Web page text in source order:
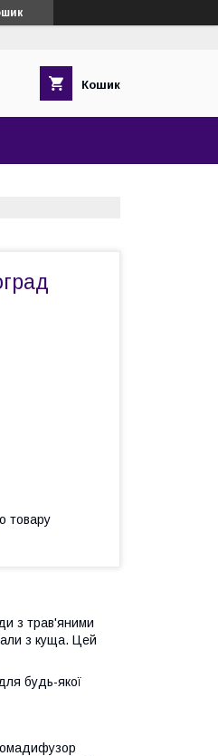
Кошик
товару
з трав'яними
з куща. Цей
будь-якої